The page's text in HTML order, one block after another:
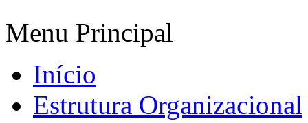
Menu Principal
Início
Estrutura Organizacional